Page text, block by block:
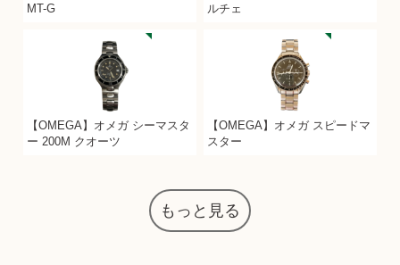
MT-G
ルチェ
【OMEGA】オメガ シーマスタ
ー 200M クオーツ
【OMEGA】オメガ スピードマ
スター
もっと見る